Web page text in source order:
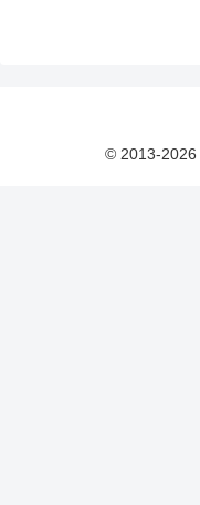
© 2013-2026